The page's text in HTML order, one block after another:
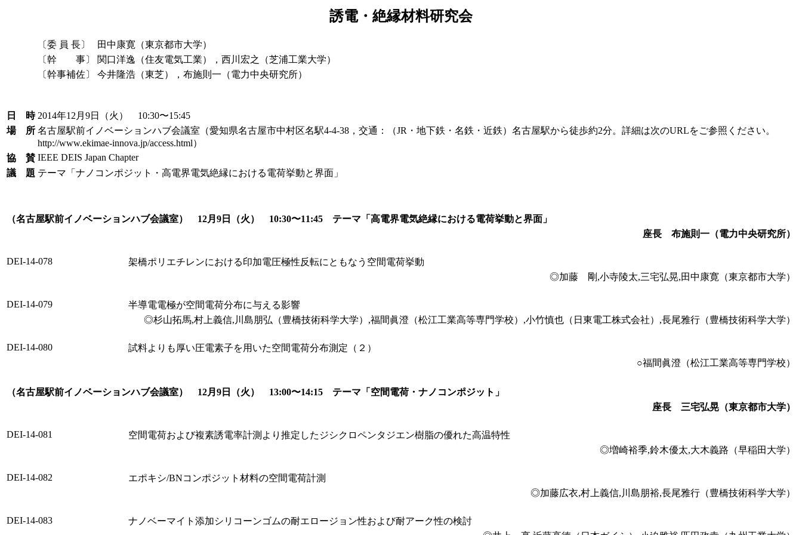
誘電・絶縁材料研究会
〔委 員 長〕
田中康寛（東京都市大学）
〔幹 事〕
関口洋逸（住友電気工業），西川宏之（芝浦工業大学）
〔幹事補佐〕
今井隆浩（東芝），布施則一（電力中央研究所）
日 時 2014年12月9日（火） 10:30〜15:45
場 所 名古屋駅前イノベーションハブ会議室（愛知県名古屋市中村区名駅4-4-38，交通：（JR・地下鉄・名鉄・近鉄）名古屋駅から徒歩約2分。詳細は次のURLをご参照ください。
http://www.ekimae-innova.jp/access.html）
協 賛 IEEE DEIS Japan Chapter
議 題 テーマ「ナノコンポジット・高電界電気絶縁における電荷挙動と界面」
（名古屋駅前イノベーションハブ会議室） 12月9日（火） 10:30〜11:45 テーマ「高電界電気絶縁における電荷挙動と界面」
座長 布施則一（電力中央研究所）
DEI-14-078
架橋ポリエチレンにおける印加電圧極性反転にともなう空間電荷挙動
◎加藤 剛,小寺陵太,三宅弘晃,田中康寛（東京都市大学）
DEI-14-079
半導電電極が空間電荷分布に与える影響
◎杉山拓馬,村上義信,川島朋弘（豊橋技術科学大学）,福間眞澄（松江工業高等専門学校）,小竹慎也（日東電工株式会社）,長尾雅行（豊橋技術科学大学）
DEI-14-080
試料よりも厚い圧電素子を用いた空間電荷分布測定（２）
○福間眞澄（松江工業高等専門学校）
（名古屋駅前イノベーションハブ会議室） 12月9日（火） 13:00〜14:15 テーマ「空間電荷・ナノコンポジット」
座長 三宅弘晃（東京都市大学）
DEI-14-081
空間電荷および複素誘電率計測より推定したジシクロペンタジエン樹脂の優れた高温特性
◎増崎裕季,鈴木優太,大木義路（早稲田大学）
DEI-14-082
エポキシ/BNコンポジット材料の空間電荷計測
◎加藤広衣,村上義信,川島朋裕,長尾雅行（豊橋技術科学大学）
DEI-14-083
ナノベーマイト添加シリコーンゴムの耐エロージョン性および耐アーク性の検討